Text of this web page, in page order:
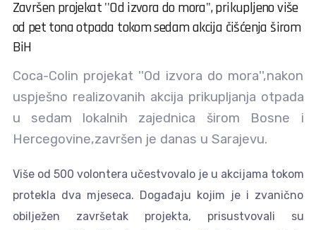
Završen projekat ''Od izvora do mora'', prikupljeno više
od pet tona otpada tokom sedam akcija čišćenja širom
BiH
Coca-Colin projekat ''Od izvora do mora'',nakon
uspješno realizovanih akcija prikupljanja otpada
u sedam lokalnih zajednica širom Bosne i
Hercegovine,završen je danas u Sarajevu.
Više od 500 volontera učestvovalo je u akcijama tokom
protekla dva mjeseca. Događaju kojim je i zvanično
obilježen završetak projekta, prisustvovali su